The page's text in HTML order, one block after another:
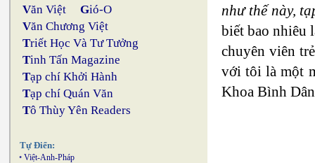
Văn Việt Gió-O
Văn Chương Việt
Triết Học Và Tư Tưởng
Tinh Tấn Magazine
Tạp chí Khởi Hành
Tạp chí Quán Văn
Tô Thùy Yên Readers
Tự Điển:
• Việt-Anh-Pháp
như thế này,
biết bao nhiêu
chuyên viên
với tôi là một
Khoa Bình